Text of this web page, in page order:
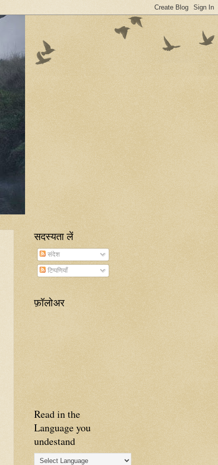
सदस्यता लें
संदेश
टिप्पणियाँ
फ़ॉलोअर
Read in the
Language you
undestand